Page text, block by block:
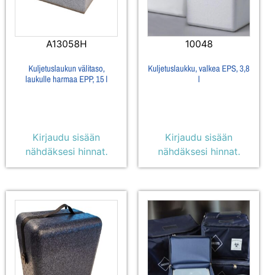
A13058H
Kuljetuslaukun välitaso,
laukulle harmaa EPP, 15 l
Kirjaudu sisään
nähdäksesi hinnat.
10048
Kuljetuslaukku, valkea EPS, 3,8
l
Kirjaudu sisään
nähdäksesi hinnat.